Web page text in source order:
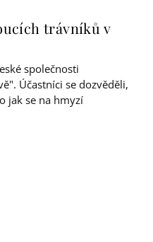
trávníků v
společnosti
Účastníci se dozvěděli,
jak se na hmyzí